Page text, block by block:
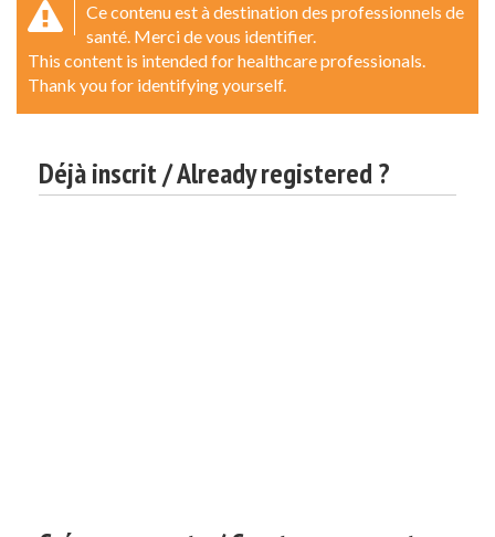
Ce contenu est à destination des professionnels de
santé. Merci de vous identifier.
This content is intended for healthcare professionals.
Thank you for identifying yourself.
Déjà inscrit / Already registered ?